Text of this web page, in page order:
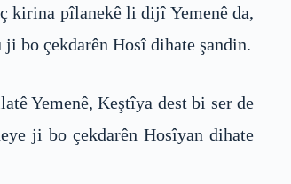
kirina pîlanekê li dijî Yemenê da,
bo çekdarên Hosî dihate şandin.
Yemenê, Keştîya dest bi ser de
ji bo çekdarên Hosîyan dihate